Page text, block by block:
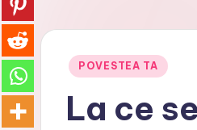
s
Posted
POVESTEA TA
La ce